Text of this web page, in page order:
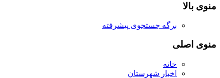
منوی بالا
برگه جستجوی پیشرفته
منوی اصلی
خانه
اخبار شهرستان